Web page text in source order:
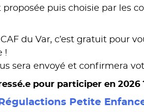
proposée puis choisie par les
du Var, c’est gratuit pour
!
sera envoyé et confirmera
pour participer en 2026
Petite